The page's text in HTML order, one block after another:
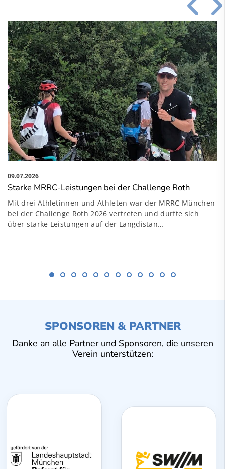
09.07.2026
Starke MRRC-Leistungen bei der Challenge Roth
Mit drei Athletinnen und Athleten war der MRRC München
bei der Challenge Roth 2026 vertreten und durfte sich
über starke Leistungen auf der Langdistan…
SPONSOREN & PARTNER
Danke an alle Partner und Sponsoren, die unseren
Verein unterstützen: